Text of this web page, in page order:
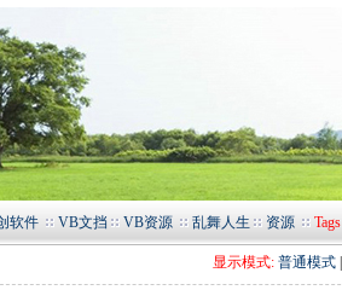
软件 VB文挡 VB资源 乱舞人生 资源 Tags
显示模式: 普通模式